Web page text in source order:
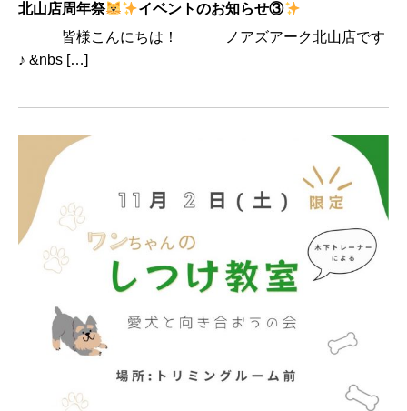
北山店周年祭
イベントのお知らせ③
皆様こんにちは！ ノアズアーク北山店です
♪ &nbs […]